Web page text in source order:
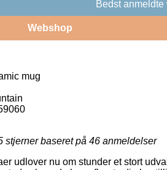
Bedst
Webshop
mug
stjerner baseret på 46 anmeldelser
udlover nu om stunder et stort